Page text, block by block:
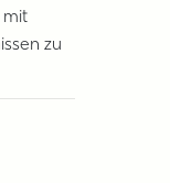
mit
zu